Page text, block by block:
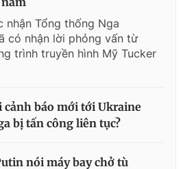
nhận Tổng thống Nga
có nhận lời phỏng vấn từ
trình truyền hình Mỹ Tucker
cảnh báo mới tới Ukraine
bị tấn công liên tục?
nói máy bay chở tù